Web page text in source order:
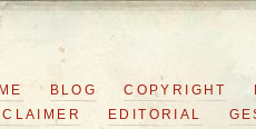
BLOG COPYRIGHT
EDITORIAL